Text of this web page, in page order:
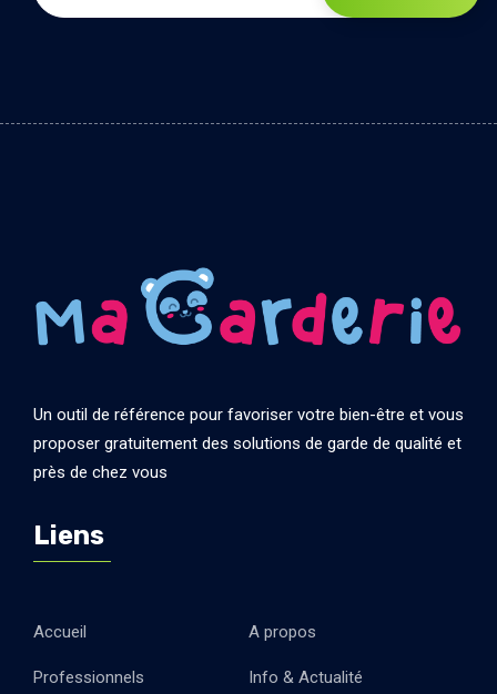
Un outil de référence pour favoriser votre bien-être et vous
proposer gratuitement des solutions de garde de qualité et
près de chez vous
Liens
Accueil A propos
Professionnels Info & Actualité